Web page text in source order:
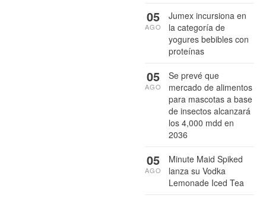
Jumex incursiona en
la categoría de
yogures bebibles con
proteínas
05
AGO
Se prevé que
mercado de alimentos
para mascotas a base
de insectos alcanzará
los 4,000 mdd en
2036
05
AGO
Minute Maid Spiked
lanza su Vodka
Lemonade Iced Tea
05
AGO